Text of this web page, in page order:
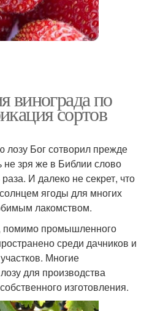
винограда по
сортов
лозу Бог сотворил прежде
не зря же в Библии слово
И далеко не секрет, что
ягоды для многих
лакомством.
помимо промышленного
среди дачников и
Многие
для производства
изготовления.